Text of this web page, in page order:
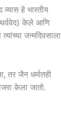
व्यास हे भारतीय
केले आणि
जन्मदिवसाला
तर जैन धर्मातही
केला जातो.